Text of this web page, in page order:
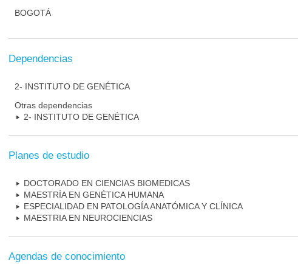
BOGOTÁ
Dependencias
2- INSTITUTO DE GENÉTICA
Otras dependencias
2- INSTITUTO DE GENÉTICA
Planes de estudio
DOCTORADO EN CIENCIAS BIOMEDICAS
MAESTRÍA EN GENÉTICA HUMANA
ESPECIALIDAD EN PATOLOGÍA ANATÓMICA Y CLÍNICA
MAESTRIA EN NEUROCIENCIAS
Agendas de conocimiento